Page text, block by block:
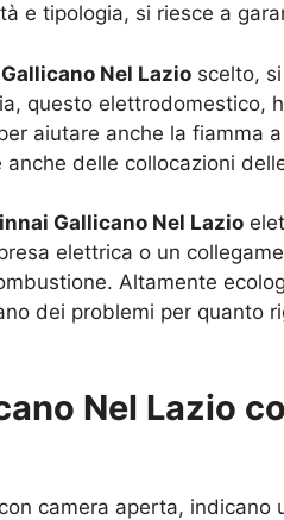
e tipologia, si riesce a
Nel Lazio scelto,
questo elettrodomestico,
aiutare anche la fiamma
delle collocazioni
Gallicano Nel Lazio
elettrica o un
Altamente
dei problemi per quanto
Nel Lazio
camera aperta,